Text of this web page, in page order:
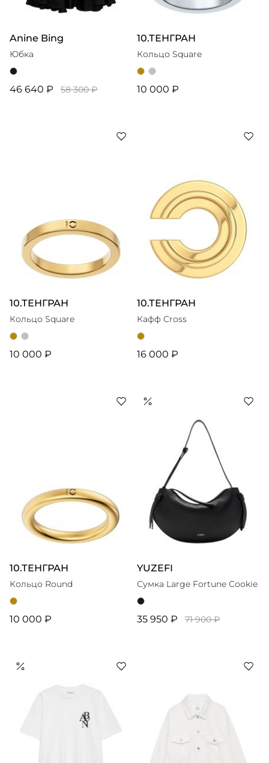
Anine Bing
Юбка
46 640 ₽ 58 300 ₽
10.ТЕНГРАН
Кольцо Square
10 000 ₽
10.ТЕНГРАН
Кольцо Square
10 000 ₽
10.ТЕНГРАН
Кафф Cross
16 000 ₽
10.ТЕНГРАН
Кольцо Round
10 000 ₽
YUZEFI
Сумка Large Fortune Cookie
35 950 ₽ 71 900 ₽